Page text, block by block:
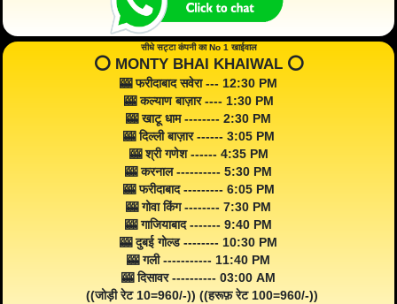
सीधे सट्टा कंपनी का No 1 खाईवाल
⭕️ MONTY BHAI KHAIWAL ⭕️
🎰 फरीदाबाद सवेरा --- 12:30 PM
🎰 कल्याण बाज़ार ---- 1:30 PM
🎰 खाटू धाम -------- 2:30 PM
🎰 दिल्ली बाज़ार ------ 3:05 PM
🎰 श्री गणेश ------ 4:35 PM
🎰 करनाल ---------- 5:30 PM
🎰 फरीदाबाद --------- 6:05 PM
🎰 गोवा किंग -------- 7:30 PM
🎰 गाजियाबाद ------- 9:40 PM
🎰 दुबई गोल्ड -------- 10:30 PM
🎰 गली ----------- 11:40 PM
🎰 दिसावर ---------- 03:00 AM
((जोड़ी रेट 10=960/-)) ((हरूफ़ रेट 100=960/-))